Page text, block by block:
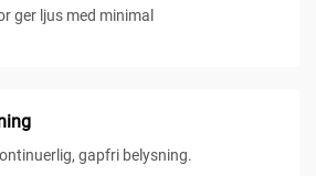
ger ljus med minimal
gapfri belysning.